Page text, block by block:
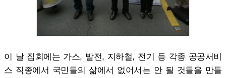
이 날 집회에는 가스, 발전, 지하철, 전기 등 각종 공공서비
스 직종에서 국민들의 삶에서 없어서는 안 될 것들을 만들